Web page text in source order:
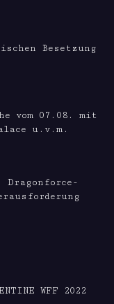
Besetzung
vom 07.08. mit
u.v.m.
Dragonforce-
WFF 2022